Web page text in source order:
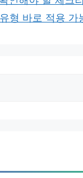
형 바로 적용 가